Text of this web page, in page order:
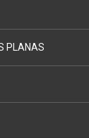
PLANAS